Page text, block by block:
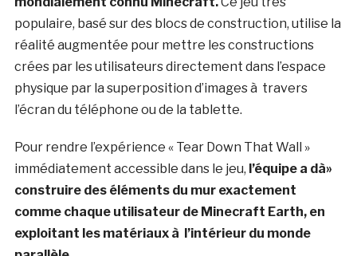
populaire, basé sur des blocs de construction, utilise la
réalité augmentée pour mettre les constructions
crées par les utilisateurs directement dans l’espace
physique par la superposition d’images à travers
l’écran du téléphone ou de la tablette.
Pour rendre l’expérience « Tear Down That Wall »
immédiatement accessible dans le jeu, l’équipe a dà»
construire des éléments du mur exactement
comme chaque utilisateur de Minecraft Earth, en
exploitant les matériaux à l’intérieur du monde